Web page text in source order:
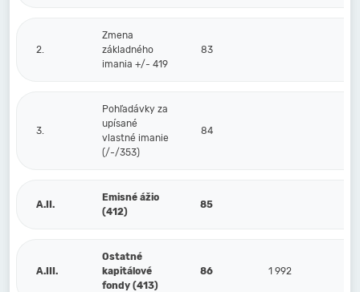
2.
Zmena
základného
imania +/- 419
83
3.
Pohľadávky za
upísané
vlastné imanie
(/-/353)
84
A.II.
Emisné ážio
(412)
85
A.III.
Ostatné
kapitálové
fondy (413)
86 1 992